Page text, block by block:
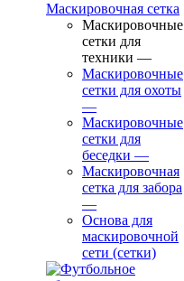
Маскировочная сетка
Маскировочные
сетки для
техники —
Маскировочные
сетки для охоты
—
Маскировочные
сетки для
беседки —
Маскировочная
сетка для забора
—
Основа для
маскировочной
сети (сетки)